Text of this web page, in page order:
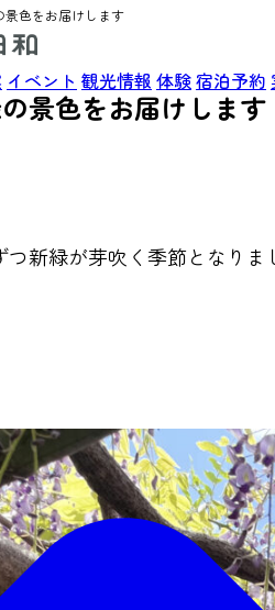
イベント 観光情報 体験宿泊予約
色をお届けします
景色をお届けします
新緑が芽吹く季節となり